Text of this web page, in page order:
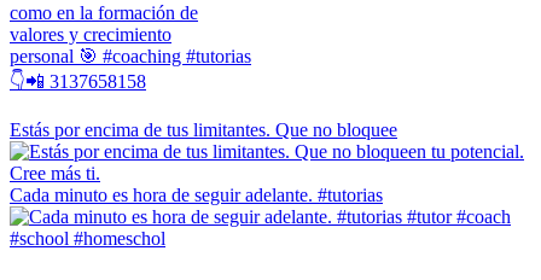
como en la formación de
valores y crecimiento
personal 🎯 #coaching #tutorias
👇📲 3137658158
Estás por encima de tus limitantes. Que no bloquee
Cada minuto es hora de seguir adelante. #tutorias